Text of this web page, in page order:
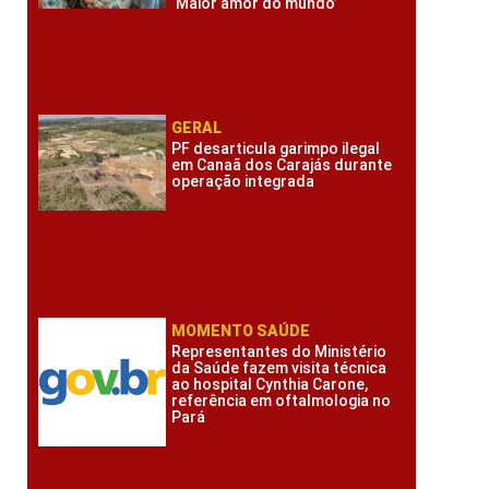
GERAL
PF desarticula garimpo ilegal
em Canaã dos Carajás durante
operação integrada
MOMENTO SAÚDE
Representantes do Ministério
da Saúde fazem visita técnica
ao hospital Cynthia Carone,
referência em oftalmologia no
Pará